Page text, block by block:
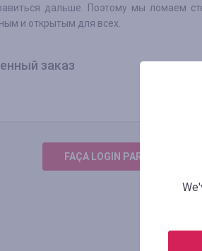
дальше. Поэтому мы ломаем
и открытым для всех.
заказ
FAÇA LOGIN PARA DEIXAR